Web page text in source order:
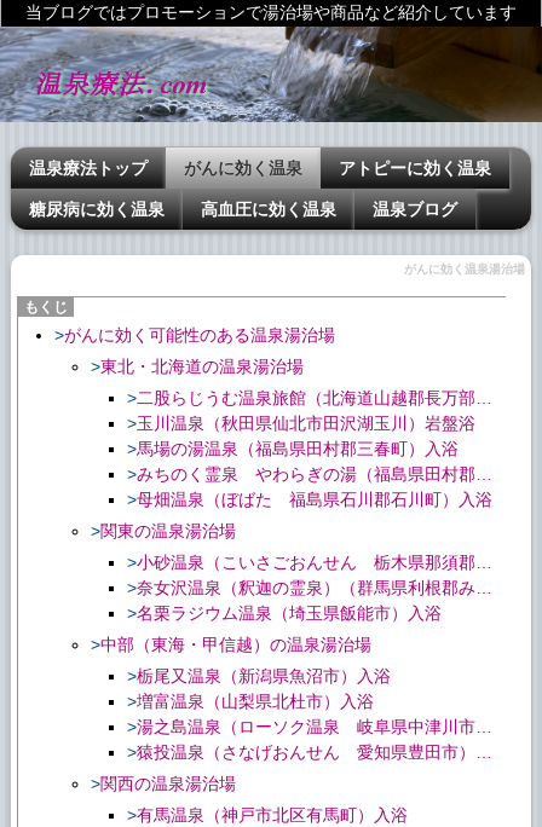
当ブログではプロモーションで湯治場や商品など紹介しています
温泉療法トップ がんに効く温泉 アトピーに効く温泉
糖尿病に効く温泉 高血圧に効く温泉 温泉ブログ
がんに効く温泉湯治場
がんに効く可能性のある温泉湯治場
東北・北海道の温泉湯治場
二股らじうむ温泉旅館（北海道山越郡長万部町）入浴
玉川温泉（秋田県仙北市田沢湖玉川）岩盤浴
馬場の湯温泉（福島県田村郡三春町）入浴
みちのく霊泉 やわらぎの湯（福島県田村郡三春町）入浴、岩盤浴
母畑温泉（ぼばた 福島県石川郡石川町）入浴
関東の温泉湯治場
小砂温泉（こいさごおんせん 栃木県那須郡那賀川町小砂）入浴・飲泉
奈女沢温泉（釈迦の霊泉）（群馬県利根郡みなかみ町） 入浴・飲泉
名栗ラジウム温泉（埼玉県飯能市）入浴
中部（東海・甲信越）の温泉湯治場
栃尾又温泉（新潟県魚沼市）入浴
増富温泉（山梨県北杜市）入浴
湯之島温泉（ローソク温泉 岐阜県中津川市）入浴
猿投温泉（さなげおんせん 愛知県豊田市）入浴
関西の温泉湯治場
有馬温泉（神戸市北区有馬町）入浴